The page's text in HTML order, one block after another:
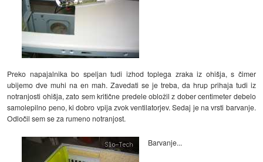
Preko napajalnika bo speljan tudi izhod toplega zraka iz ohišja, s čimer
ubijemo dve muhi na en mah. Zavedati se je treba, da hrup prihaja tudi iz
notranjosti ohišja, zato sem kritične predele obložil z dober centimeter debelo
samolepilno peno, ki dobro vpija zvok ventilatorjev. Sedaj je na vrsti barvanje.
Odločil sem se za rumeno notranjost.
Barvanje...